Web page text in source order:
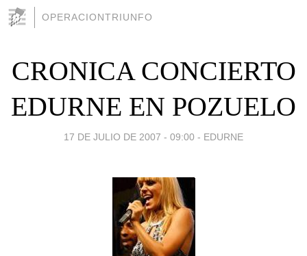
OPERACIONTRIUNFO
CRONICA CONCIERTO
EDURNE EN POZUELO
17 DE JULIO DE 2007 - 09:00 - EDURNE